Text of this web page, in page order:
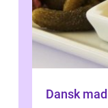
Dansk